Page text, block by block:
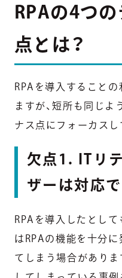
RPAの4つ
点とは？
RPAを導入すること
ますが、短所も同じよ
ナス点にフォーカスし
欠点1. ITリ
ザーは対応
RPAを導入したとして
はRPAの機能を十分
てしまう場合があり